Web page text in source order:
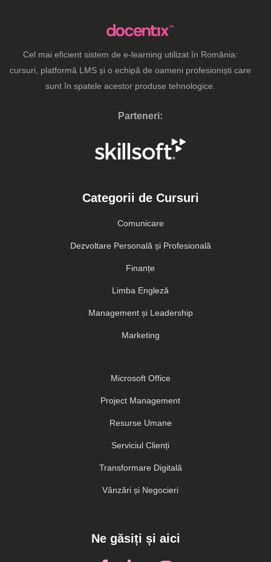
Cel mai eficient sistem de e-learning utilizat în România:
cursuri, platformă LMS și o echipă de oameni profesioniști care
sunt în spatele acestor produse tehnologice.
Parteneri:
Categorii de Cursuri
Comunicare
Dezvoltare Personală și Profesională
Finanțe
Limba Engleză
Management și Leadership
Marketing
Microsoft Office
Project Management
Resurse Umane
Serviciul Clienți
Transformare Digitală
Vânzări și Negocieri
Ne găsiți și aici